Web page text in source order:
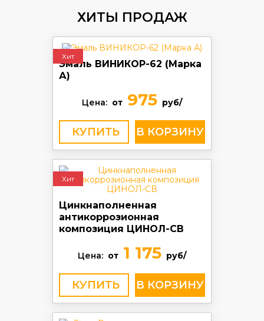
ХИТЫ ПРОДАЖ
Хит
Эмаль ВИНИКОР-62 (Марка
А)
Цена: от 975 руб/
КУПИТЬ
Хит
Цинкнаполненная
антикоррозионная
композиция ЦИНОЛ-СВ
Цена: от 1 175 руб/
КУПИТЬ